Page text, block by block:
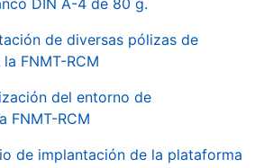
DIN A-4 de 80 g.
de diversas pólizas de
FNMT-RCM
del entorno de
FNMT-RCM
de implantación de la plataforma